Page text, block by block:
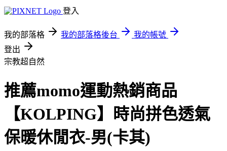
登入
我的部落格 我的部落格後台
我的帳號
登出
宗教超自然
推薦momo運動熱銷商品
【KOLPING】時尚拼色透氣
保暖休閒衣-男(卡其)